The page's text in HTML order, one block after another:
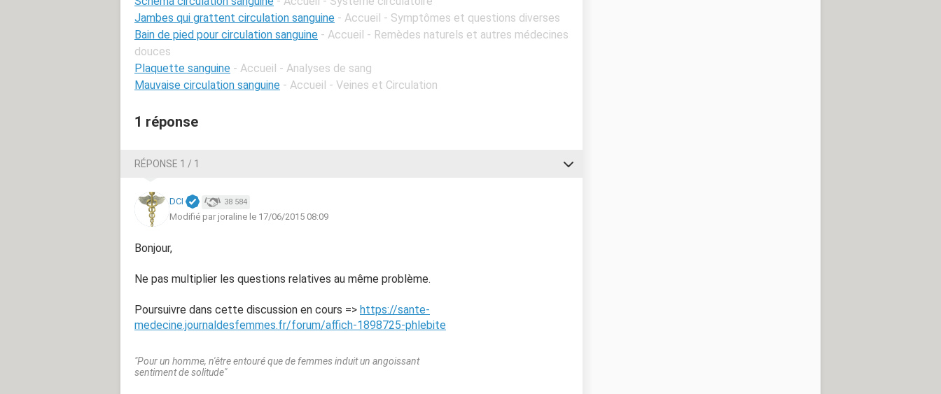
Jambes qui grattent circulation sanguine - Accueil - Symptômes et questions diverses
Bain de pied pour circulation sanguine - Accueil - Remèdes naturels et autres médecines
douces
Plaquette sanguine - Accueil - Analyses de sang
Mauvaise circulation sanguine - Accueil - Veines et Circulation
1 réponse
RÉPONSE 1 / 1
DCI 38 584
Modifié par joraline le 17/06/2015 08:09
Bonjour,
Ne pas multiplier les questions relatives au même problème.
Poursuivre dans cette discussion en cours => https://sante-
medecine.journaldesfemmes.fr/forum/affich-1898725-phlebite
"Pour un homme, n'être entouré que de femmes induit un angoissant
sentiment de solitude"